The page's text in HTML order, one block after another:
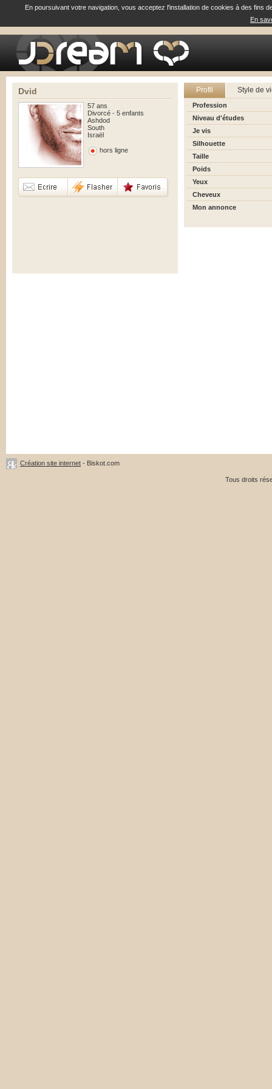
En poursuivant votre navigation, vous acceptez l'installation de cookies à des
En
Dvid
57 ans
Divorcé - 5 enfants
Ashdod
South
Israël
hors ligne
Profil Style de
Profession
Niveau d'études
Je vis
Silhouette
Taille
Poids
Yeux
Cheveux
Mon annonce
Création site internet - Biskot.com
Tous droits